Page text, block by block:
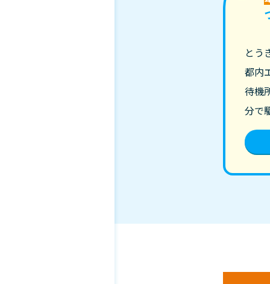
とう
都内
待機
分で